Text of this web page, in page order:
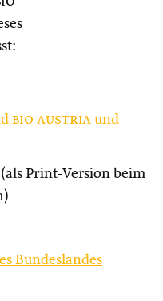
bio austria und
(als Print-Version beim
Bundeslandes